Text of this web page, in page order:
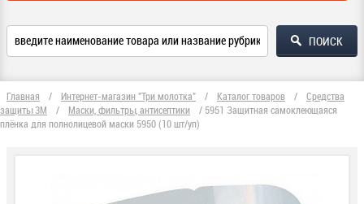
Главная / Интернет-магазин "Три молотка" / Каталог товаров /
Средства
защиты 3М
/ Маски, фильтры, антисептики / 5951 Защитная самоклеющаяся
плёнка для полнолицевой маски 5950 (10 шт/уп)